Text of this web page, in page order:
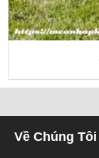
Về Chúng Tôi